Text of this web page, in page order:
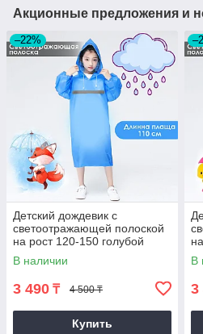
Акционные предложения и
–22%
Детский дождевик с
светоотражающей полоской
на рост 120-150 голубой
В наличии
3 490 ₸ 4 500 ₸
Купить
В
3